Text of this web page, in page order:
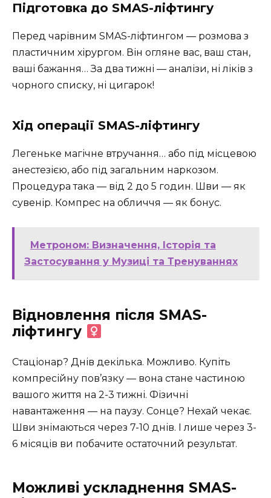
Підготовка до SMAS-ліфтингу
Перед чарівним SMAS-ліфтингом — розмова з
пластичним хірургом. Він огляне вас, ваш стан,
ваші бажання… За два тижні — аналізи, ні ліків з
чорного списку, ні цигарок!
Хід операції SMAS-ліфтингу ️
Легеньке магічне втручання… або під місцевою
анестезією, або під загальним наркозом.
Процедура така — від 2 до 5 годин. Шви — як
сувенір. Компрес на обличчя — як бонус.
Метроном: Визначення, Історія та
Застосування у Музиці та Тренуваннях
Відновлення після SMAS-
ліфтингу ‍
Стаціонар? Днів декілька. Можливо. Купіть
компресійну пов’язку — вона стане частиною
вашого життя на 2-3 тижні. Фізичні
навантаження — на паузу. Сонце? Нехай чекає.
Шви знімаються через 7-10 днів. І лише через 3-
6 місяців ви побачите остаточний результат.
Можливі ускладнення SMAS-